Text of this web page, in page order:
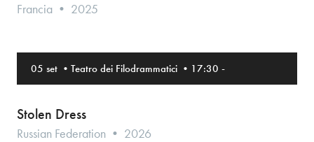
Francia • 2025
05 set • Teatro dei Filodrammatici • 17:30 -
Stolen Dress
Russian Federation • 2026